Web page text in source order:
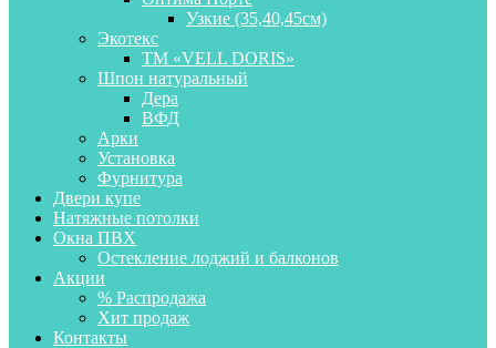
Узкие (35,40,45см)
Экотекс
ТМ «VELL DORIS»
Шпон натуральный
Дера
ВФД
Арки
Установка
Фурнитура
Двери купе
Натяжные потолки
Окна ПВХ
Остекление лоджий и балконов
Акции
% Распродажа
Хит продаж
Контакты